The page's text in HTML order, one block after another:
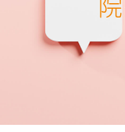
院